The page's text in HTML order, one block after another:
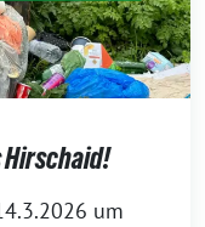
Hirschaid!
um